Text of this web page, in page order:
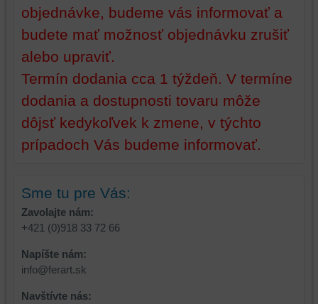
objednávke, budeme vás informovať a
budete mať možnosť objednávku zrušiť
alebo upraviť.
Termín dodania cca 1 týždeň. V termíne
dodania a dostupnosti tovaru môže
dôjsť kedykoľvek k zmene, v týchto
prípadoch Vás budeme informovať.
Sme tu pre Vás:
Zavolajte nám:
+421 (0)918 33 72 66
Napíšte nám:
info@ferart.sk
Navštívte nás:
prehliadača)
na
identifikáciu
vašej
a
dosiahnutie
základnej
funkčnosti
platformy,
prehliadania
a
zabezpečenia.
aby
sme
mohli
poskytovať
funkcie,
ktoré
zlepšujú
váš
zážitok
ukladať
niektoré
z
preferencií
bez
toho,